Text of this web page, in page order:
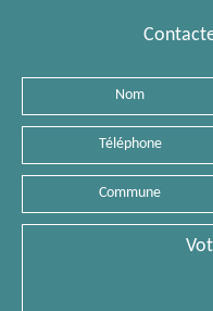
Téléphone
Commune